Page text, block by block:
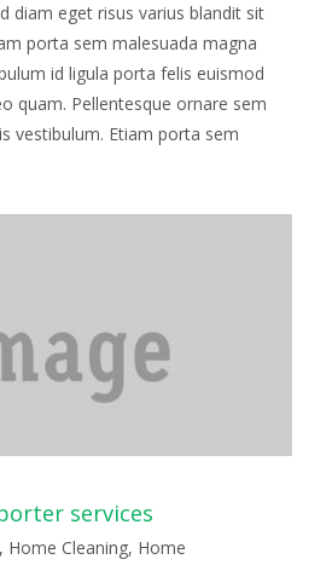
diam eget risus varius blandit sit
porta sem malesuada magna
id ligula porta felis euismod
quam. Pellentesque ornare sem
vestibulum. Etiam porta sem
services
, Home Cleaning, Home